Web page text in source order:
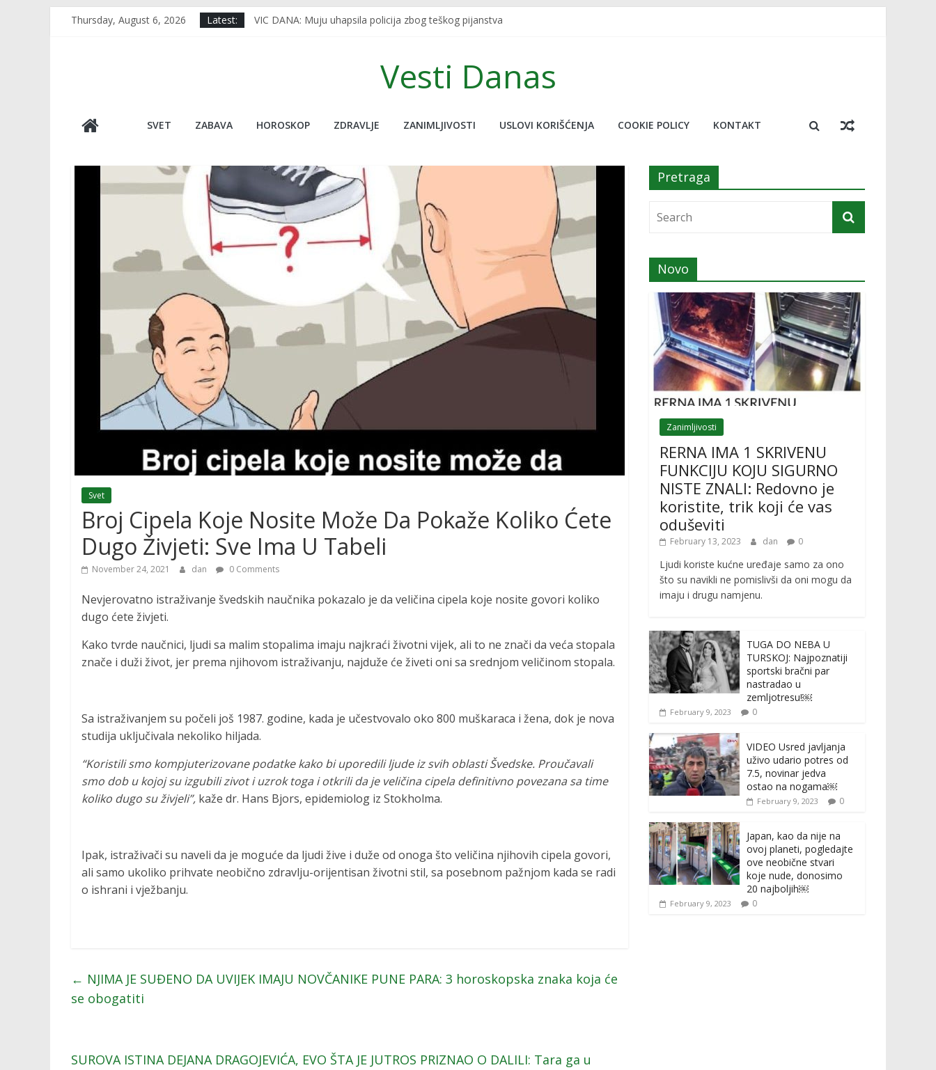
Thursday, August 6, 2026 Latest:
VIC DANA: Muju uhapsila policija zbog teškog pijanstva
VIDEO Usred javljanja uživo udario potres od 7.5, novinar jedva ostao na nogama￼
Japan, kao da nije na ovoj planeti, pogledajte ove neobične stvari koje nude, donosimo 20 najboljih￼
Vesti Danas
SVET ZABAVA HOROSKOP ZDRAVLJE ZANIMLJIVOSTI USLOVI KORIŠĆENJA COOKIE POLICY KONTAKT
Svet
Broj Cipela Koje Nosite Može Da Pokaže Koliko Ćete
Dugo Živjeti: Sve Ima U Tabeli
November 24, 2021 dan 0 Comments
Nevjerovatno istraživanje švedskih naučnika pokazalo je da veličina cipela koje nosite govori koliko
dugo ćete živjeti.
Kako tvrde naučnici, ljudi sa malim stopalima imaju najkraći životni vijek, ali to ne znači da veća stopala
znače i duži život, jer prema njihovom istraživanju, najduže će živeti oni sa srednjom veličinom stopala.
Sa istraživanjem su počeli još 1987. godine, kada je učestvovalo oko 800 muškaraca i žena, dok je nova
studija uključivala nekoliko hiljada.
“Koristili smo kompjuterizovane podatke kako bi uporedili ljude iz svih oblasti Švedske. Proučavali
smo dob u kojoj su izgubili zivot i uzrok toga i otkrili da je veličina cipela definitivno povezana sa time
koliko dugo su živjeli”, kaže dr. Hans Bjors, epidemiolog iz Stokholma.
Ipak, istraživači su naveli da je moguće da ljudi žive i duže od onoga što veličina njihovih cipela govori,
ali samo ukoliko prihvate neobično zdravlju-orijentisan životni stil, sa posebnom pažnjom kada se radi
o ishrani i vježbanju.
← NJIMA JE SUĐENO DA UVIJEK IMAJU NOVČANIKE PUNE PARA: 3 horoskopska znaka koja će
se obogatiti
SUROVA ISTINA DEJANA DRAGOJEVIĆA, EVO ŠTA JE JUTROS PRIZNAO O DALILI: Tara ga u
Pretraga
Novo
Zanimljivosti
RERNA IMA 1 SKRIVENU
FUNKCIJU KOJU SIGURNO
NISTE ZNALI: Redovno je
koristite, trik koji će vas
oduševiti
February 13, 2023 dan 0
Ljudi koriste kućne uređaje samo za ono
što su navikli ne pomislivši da oni mogu da
imaju i drugu namjenu.
TUGA DO NEBA U
TURSKOJ: Najpoznatiji
sportski bračni par
nastradao u
zemljotresu!￼
February 9, 2023 0
VIDEO Usred javljanja
uživo udario potres od
7.5, novinar jedva
ostao na nogama￼
February 9, 2023 0
Japan, kao da nije na
ovoj planeti, pogledajte
ove neobične stvari
koje nude, donosimo
20 najboljih￼
February 9, 2023 0